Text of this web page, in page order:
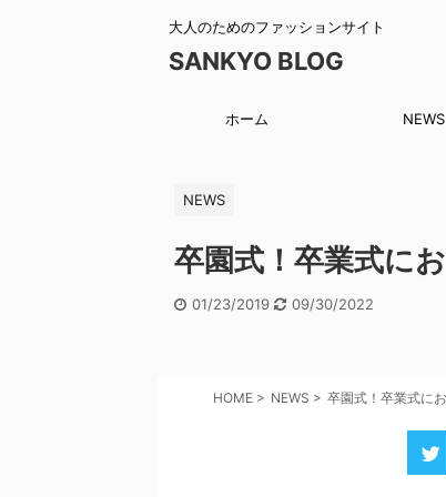
大人のためのファッションサイト
SANKYO BLOG
ホーム NEWS
NEWS
卒園式！卒業式に
01/23/2019 09/30/2022
HOME > NEWS > 卒園式！卒業式に